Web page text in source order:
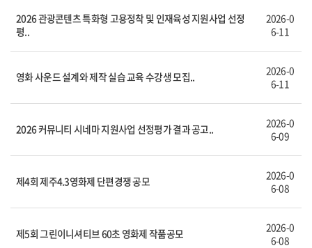
2026 관광콘텐츠 특화형 고용정착 및 인재육성 지원사업 선정
평..
2026-0
6-11
영화 사운드 설계와 제작 실습 교육 수강생 모집..
2026-0
6-11
2026 커뮤니티 시네마 지원사업 선정평가 결과 공고..
2026-0
6-09
제4회 제주4.3영화제 단편경쟁 공모
2026-0
6-08
제5회 그린이니셔티브 60초 영화제 작품공모
2026-0
6-08